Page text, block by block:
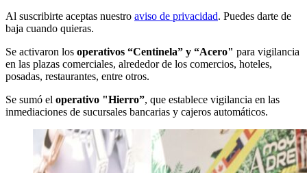
Al suscribirte aceptas nuestro aviso de privacidad. Puedes darte de
baja cuando quieras.
Se activaron los operativos “Centinela” y “Acero" para vigilancia
en las plazas comerciales, alrededor de los comercios, hoteles,
posadas, restaurantes, entre otros.
Se sumó el operativo "Hierro”, que establece vigilancia en las
inmediaciones de sucursales bancarias y cajeros automáticos.